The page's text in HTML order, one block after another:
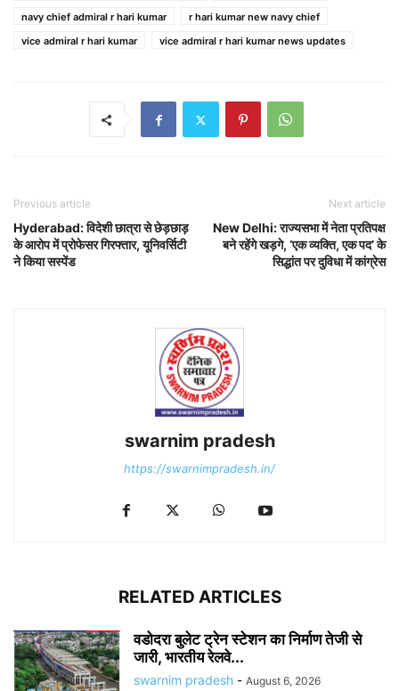
navy chief admiral r hari kumar
r hari kumar new navy chief
vice admiral r hari kumar
vice admiral r hari kumar news updates
Previous article
Hyderabad: विदेशी छात्रा से छेड़छाड़
के आरोप में प्रोफेसर गिरफ्तार, यूनिवर्सिटी
ने किया सस्पेंड
Next article
New Delhi: राज्यसभा में नेता प्रतिपक्ष
बने रहेंगे खड़गे, ‘एक व्यक्ति, एक पद’ के
सिद्धांत पर दुविधा में कांग्रेस
swarnim pradesh
https://swarnimpradesh.in/
RELATED ARTICLES
वडोदरा बुलेट ट्रेन स्टेशन का निर्माण तेजी से
जारी, भारतीय रेलवे...
swarnim pradesh - August 6, 2026